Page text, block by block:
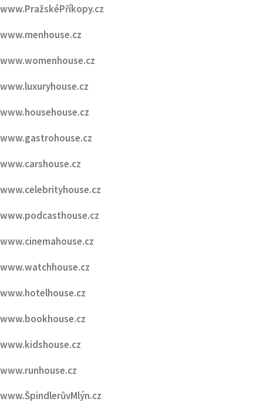
www.womenhouse.cz
www.luxuryhouse.cz
www.househouse.cz
www.gastrohouse.cz
www.carshouse.cz
www.celebrityhouse.cz
www.podcasthouse.cz
www.cinemahouse.cz
www.watchhouse.cz
www.hotelhouse.cz
www.bookhouse.cz
www.kidshouse.cz
www.runhouse.cz
www.ŠpindlerůvMlýn.cz
www.VcentruPrahy.cz
www.PražskaMetropole.cz